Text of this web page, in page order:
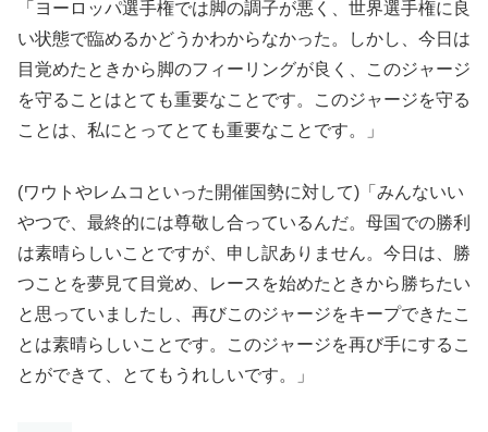
「ヨーロッパ選手権では脚の調子が悪く、世界選手権に良
い状態で臨めるかどうかわからなかった。しかし、今日は
目覚めたときから脚のフィーリングが良く、このジャージ
を守ることはとても重要なことです。このジャージを守る
ことは、私にとってとても重要なことです。」
(ワウトやレムコといった開催国勢に対して)「みんないい
やつで、最終的には尊敬し合っているんだ。母国での勝利
は素晴らしいことですが、申し訳ありません。今日は、勝
つことを夢見て目覚め、レースを始めたときから勝ちたい
と思っていましたし、再びこのジャージをキープできたこ
とは素晴らしいことです。このジャージを再び手にするこ
とができて、とてもうれしいです。」